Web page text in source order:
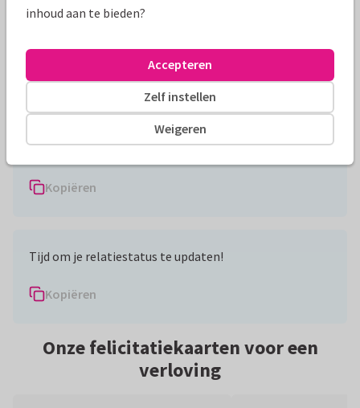
gebeuren, maar hij heeft het gevraagd!
Sommige relaties lopen goed af
Anderen eindigen in een huwelijk
Kopiëren
Tijd om je relatiestatus te updaten!
Kopiëren
Onze felicitatiekaarten voor een
verloving
inhoud aan te bieden?
Weigeren
Zelf instellen
Accepteren